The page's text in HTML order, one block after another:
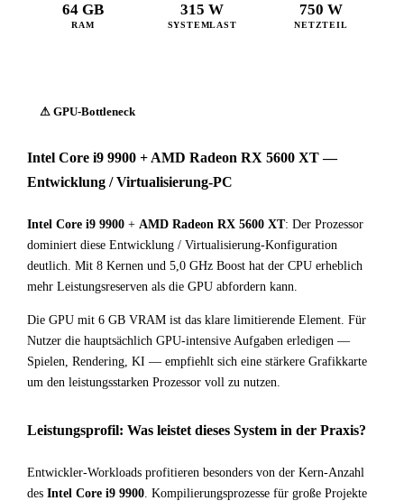
64 GB
RAM
315 W
SYSTEMLAST
750 W
NETZTEIL
⚠ GPU-Bottleneck
Intel Core i9 9900 + AMD Radeon RX 5600 XT —
Entwicklung / Virtualisierung-PC
Intel Core i9 9900 + AMD Radeon RX 5600 XT: Der Prozessor
dominiert diese Entwicklung / Virtualisierung-Konfiguration
deutlich. Mit 8 Kernen und 5,0 GHz Boost hat der CPU erheblich
mehr Leistungsreserven als die GPU abfordern kann.
Die GPU mit 6 GB VRAM ist das klare limitierende Element. Für
Nutzer die hauptsächlich GPU-intensive Aufgaben erledigen —
Spielen, Rendering, KI — empfiehlt sich eine stärkere Grafikkarte
um den leistungsstarken Prozessor voll zu nutzen.
Leistungsprofil: Was leistet dieses System in der Praxis?
Entwickler-Workloads profitieren besonders von der Kern-Anzahl
des Intel Core i9 9900. Kompilierungsprozesse für große Projekte